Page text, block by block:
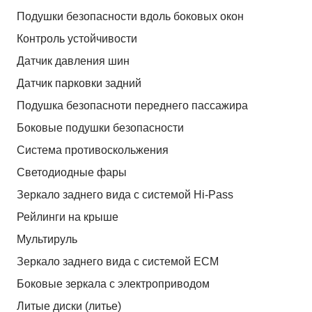
Подушки безопасности вдоль боковых окон
Контроль устойчивости
Датчик давления шин
Датчик парковки задний
Подушка безопасноти переднего пассажира
Боковые подушки безопасности
Система противоскольжения
Светодиодные фары
Зеркало заднего вида с системой Hi-Pass
Рейлинги на крыше
Мультируль
Зеркало заднего вида с системой ЕСМ
Боковые зеркала с электроприводом
Литые диски (литье)